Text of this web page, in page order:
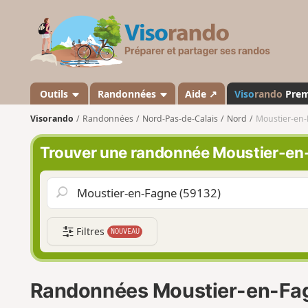
s
a
n
d
o
Outils Randonnées Aide ↗ Visorando
Visorando Randonnées Nord-Pas-de-Calais Nord Moustier-
Trouver une randonnée Moustier-
Filtres NOUVEAU
Randonnées Moustier-en-